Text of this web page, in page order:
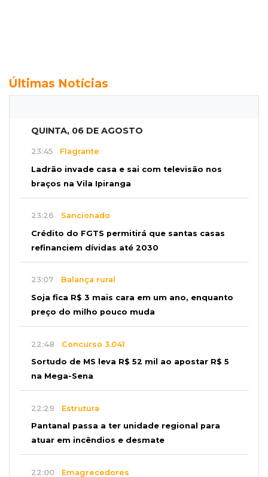
Últimas Notícias
QUINTA, 06 DE AGOSTO
23:45 Flagrante
Ladrão invade casa e sai com televisão nos
braços na Vila Ipiranga
23:26 Sancionado
Crédito do FGTS permitirá que santas casas
refinanciem dívidas até 2030
23:07 Balança rural
Soja fica R$ 3 mais cara em um ano, enquanto
preço do milho pouco muda
22:48 Concurso 3.041
Sortudo de MS leva R$ 52 mil ao apostar R$ 5
na Mega-Sena
22:29 Estrutura
Pantanal passa a ter unidade regional para
atuar em incêndios e desmate
22:00 Emagrecedores